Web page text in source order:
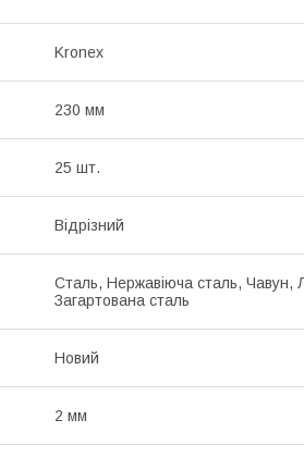
Kronex
230 мм
25 шт.
Відрізний
Сталь, Нержавіюча сталь, Чавун,
Загартована сталь
Новий
2 мм